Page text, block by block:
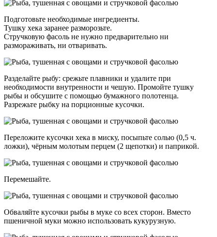
Подготовьте необходимые ингредиенты.
Тушку хека заранее разморозьте.
Стручковую фасоль не нужно предварительно ни
размораживать, ни отваривать.
Разделайте рыбу: срежьте плавники и удалите при
необходимости внутренности и чешую. Промойте тушку
рыбы и обсушите с помощью бумажного полотенца.
Разрежьте рыбку на порционные кусочки.
Переложите кусочки хека в миску, посыпьте солью (0,5 ч.
ложки), чёрным молотым перцем (2 щепотки) и паприкой.
Перемешайте.
Обваляйте кусочки рыбы в муке со всех сторон. Вместо
пшеничной муки можно использовать кукурузную.